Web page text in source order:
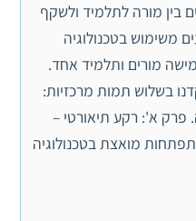
בין מורה לתלמיד ולשקף
משימוש בטכנולוגיה
מורים ותלמיד אחד.
בשלוש תמות מרכזיות:
פרק א': רקע תיאורטי –
מואצת בטכנולוגיה